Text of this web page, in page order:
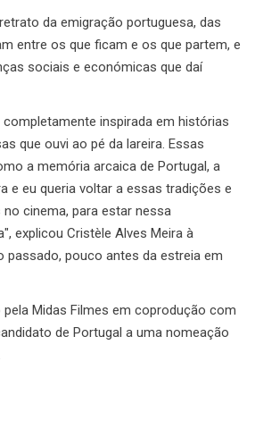
da emigração portuguesa, das
entre os que ficam e os que partem, e
sociais e económicas que daí
inspirada em histórias
que ouvi ao pé da lareira. Essas
a memória arcaica de Portugal, a
e eu queria voltar a essas tradições e
cinema, para estar nessa
explicou Cristèle Alves Meira à
passado, pouco antes da estreia em
pela Midas Filmes em coprodução com
de Portugal a uma nomeação